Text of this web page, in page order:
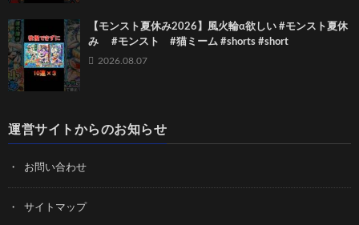
【モンスト夏休み2026】風火輪α欲しい #モンスト夏休
み #モンスト #猫ミーム #shorts #short
2026.08.07
運営サイトからのお知らせ
お問い合わせ
サイトマップ